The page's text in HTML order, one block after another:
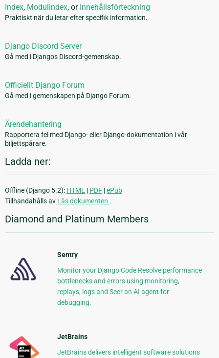
Index, Modulindex, or Innehållsförteckning
Praktiskt när du letar efter specifik information.
Django Discord Server
Gå med i Djangos Discord-gemenskap.
Officiellt Django Forum
Gå med i gemenskapen på Django Forum.
Ärendehantering
Rapportera fel med Django- eller Django-dokumentation i vår
biljettspårare.
Ladda ner:
Offline (Django 5.2): HTML | PDF |ePub
Tillhandahålls av Läs dokumenten .
Diamond and Platinum Members
Sentry
Monitor your Django Code Resolve performance
bottlenecks and errors using monitoring,
replays, logs and Seer an AI agent for
debugging.
JetBrains
JetBrains delivers intelligent software solutions